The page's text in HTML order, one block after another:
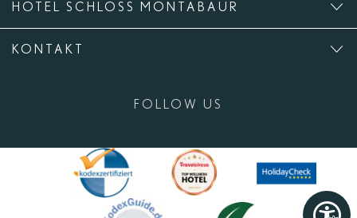
HOTEL SCHLOSS MONTABAUR
KONTAKT
FOLLOW US